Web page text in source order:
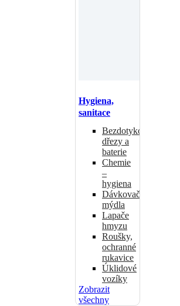
Hygiena,
sanitace
Bezdotykové
dřezy a
baterie
Chemie
–
hygiena
Dávkovače
mýdla
Lapače
hmyzu
Roušky,
ochranné
rukavice
Úklidové
vozíky
Zobrazit
všechny